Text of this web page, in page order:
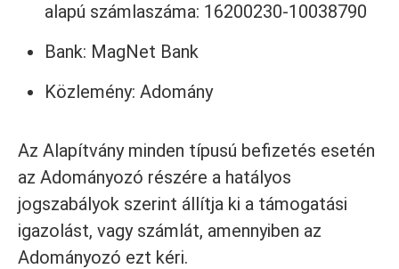
alapú számlaszáma: 16200230-10038790
Bank: MagNet Bank
Közlemény: Adomány
Az Alapítvány minden típusú befizetés esetén
az Adományozó részére a hatályos
jogszabályok szerint állítja ki a támogatási
igazolást, vagy számlát, amennyiben az
Adományozó ezt kéri.